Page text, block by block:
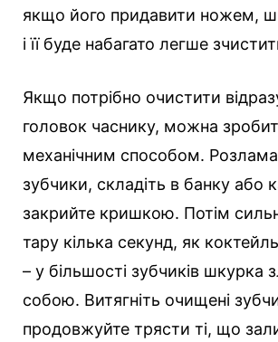
якщо його придавити ножем,
і її буде набагато легше
Якщо потрібно очистити
головок часнику, можна
механічним способом.
зубчики, складіть в банку або
закрийте кришкою. Потім
тару кілька секунд, як
– у більшості зубчиків шкурка
собою. Витягніть очищені
продовжуйте трясти ті, що